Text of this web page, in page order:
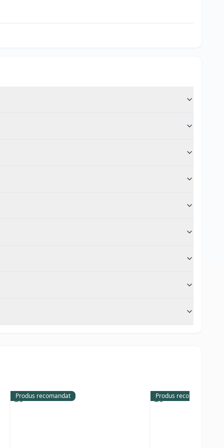
Produs recomandat Produs recomandat